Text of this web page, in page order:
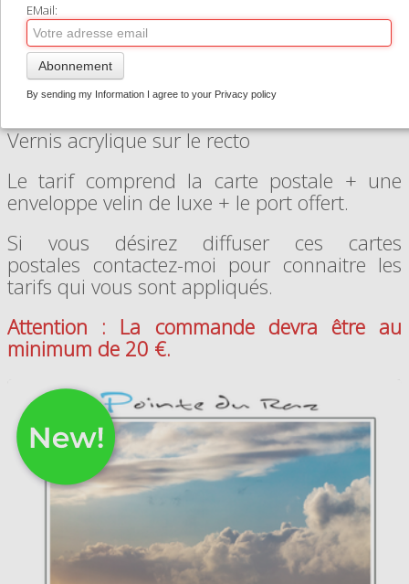
CONTACT
0
l'instant.
Format : 12x17 cm
Papier : 300 g
Impression recto : quadrichromie
Vernis acrylique sur le recto
Le tarif comprend la carte postale + une
enveloppe velin de luxe + le port offert.
Si vous désirez diffuser ces cartes
postales contactez-moi pour connaitre les
tarifs qui vous sont appliqués.
Attention : La commande devra être au
minimum de 20 €.
EMail:
Abonnement
By sending my Information I agree to your Privacy policy